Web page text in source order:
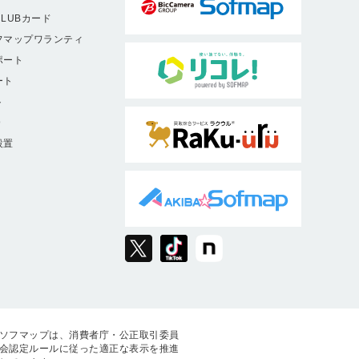
カード
ップワランティ
ト
置
ソフマップは、消費者庁・公正取引委員
会認定ルールに従った適正な表示を推進